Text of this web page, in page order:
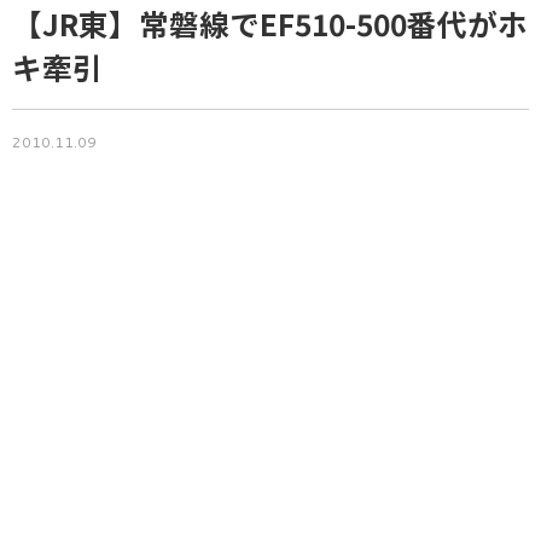
【JR東】常磐線でEF510-500番代がホ
キ牽引
2010.11.09